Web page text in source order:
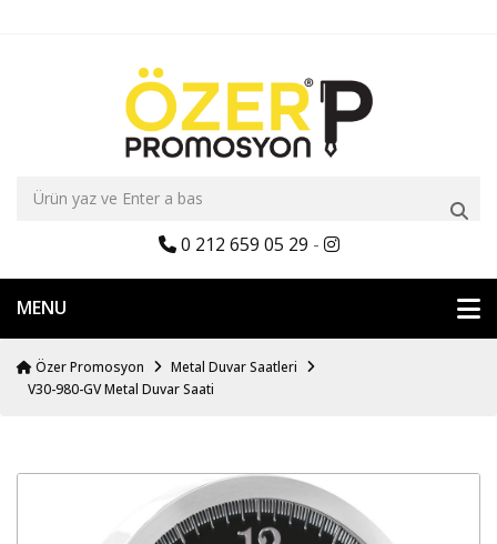
0 212 659 05 29 -
MENU
Özer Promosyon
Metal Duvar Saatleri
V30-980-GV Metal Duvar Saati